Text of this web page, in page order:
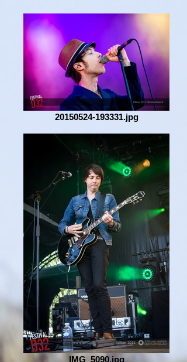
20150524-193331.jpg
IMG_5090.jpg